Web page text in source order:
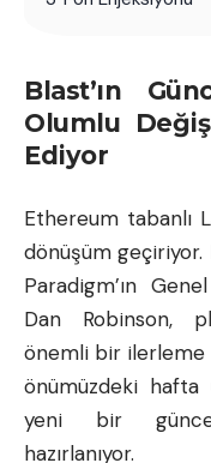
Blast’ın
Olumlu
Ediyor
Ethereum tabanlı
dönüşüm geçiriyor.
Paradigm’ın
Dan Robinson,
önemli bir ilerleme
önümüzdeki hafta
yeni bir
hazırlanıyor.